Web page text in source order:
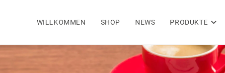
WILLKOMMEN SHOP NEWS PRODUKTE